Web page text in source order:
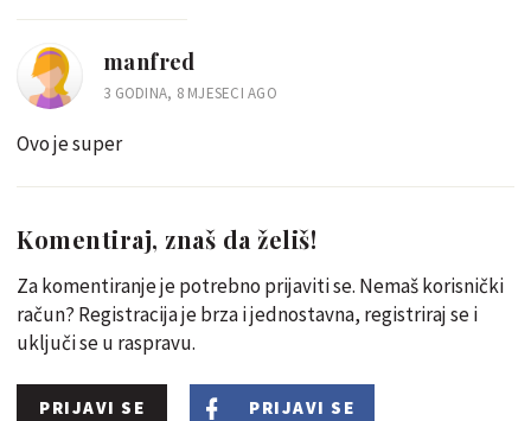
manfred
3 GODINA, 8 MJESECI AGO
Ovo je super
Komentiraj, znaš da želiš!
Za komentiranje je potrebno prijaviti se. Nemaš korisnički
račun? Registracija je brza i jednostavna, registriraj se i
uključi se u raspravu.
PRIJAVI SE PRIJAVI SE